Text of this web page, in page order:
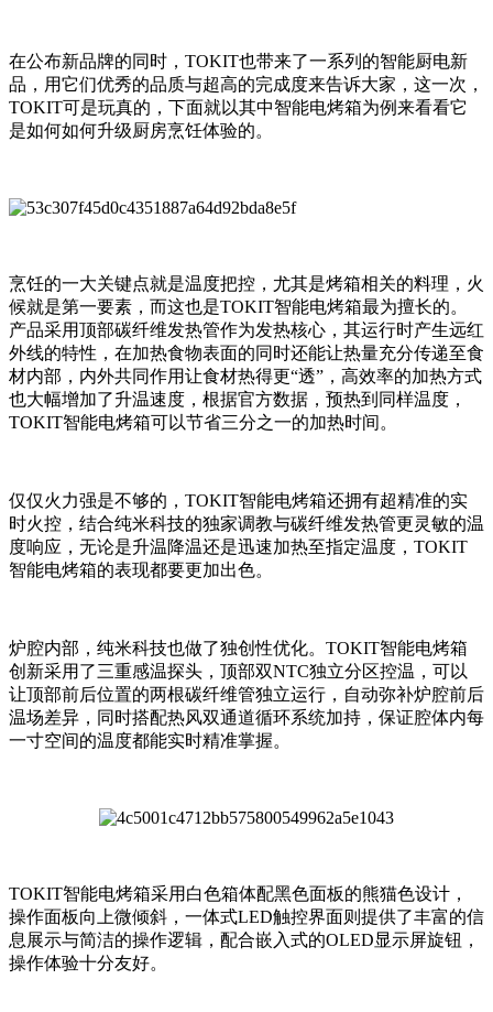
在公布新品牌的同时，TOKIT也带来了一系列的智能厨电新
品，用它们优秀的品质与超高的完成度来告诉大家，这一次，
TOKIT可是玩真的，下面就以其中智能电烤箱为例来看看它
是如何如何升级厨房烹饪体验的。
烹饪的一大关键点就是温度把控，尤其是烤箱相关的料理，火
候就是第一要素，而这也是TOKIT智能电烤箱最为擅长的。
产品采用顶部碳纤维发热管作为发热核心，其运行时产生远红
外线的特性，在加热食物表面的同时还能让热量充分传递至食
材内部，内外共同作用让食材热得更“透”，高效率的加热方式
也大幅增加了升温速度，根据官方数据，预热到同样温度，
TOKIT智能电烤箱可以节省三分之一的加热时间。
仅仅火力强是不够的，TOKIT智能电烤箱还拥有超精准的实
时火控，结合纯米科技的独家调教与碳纤维发热管更灵敏的温
度响应，无论是升温降温还是迅速加热至指定温度，TOKIT
智能电烤箱的表现都要更加出色。
炉腔内部，纯米科技也做了独创性优化。TOKIT智能电烤箱
创新采用了三重感温探头，顶部双NTC独立分区控温，可以
让顶部前后位置的两根碳纤维管独立运行，自动弥补炉腔前后
温场差异，同时搭配热风双通道循环系统加持，保证腔体内每
一寸空间的温度都能实时精准掌握。
TOKIT智能电烤箱采用白色箱体配黑色面板的熊猫色设计，
操作面板向上微倾斜，一体式LED触控界面则提供了丰富的信
息展示与简洁的操作逻辑，配合嵌入式的OLED显示屏旋钮，
操作体验十分友好。